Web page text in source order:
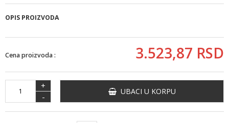
OPIS PROIZVODA
Cena proizvoda : 3.523,87 RSD
+
-
UBACI U KORPU